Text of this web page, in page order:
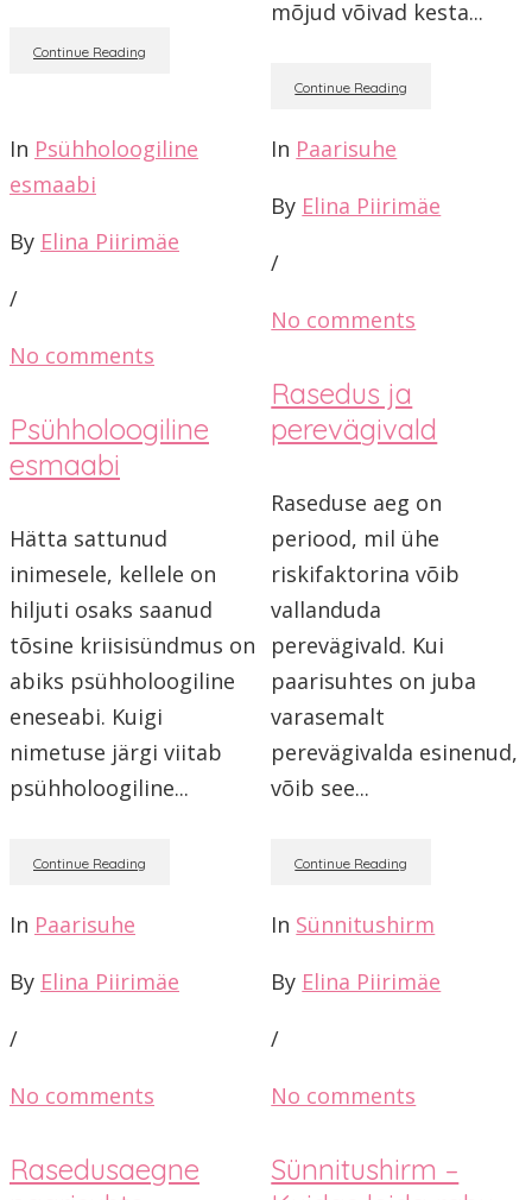
Continue Reading
mõjud võivad kesta...
Continue Reading
In Psühholoogiline
esmaabi
By Elina Piirimäe
/
No comments
Psühholoogiline
esmaabi
Hätta sattunud
inimesele, kellele on
hiljuti osaks saanud
tõsine kriisisündmus on
abiks psühholoogiline
eneseabi. Kuigi
nimetuse järgi viitab
psühholoogiline...
Continue Reading
In Paarisuhe
By Elina Piirimäe
/
No comments
Rasedus ja
perevägivald
Raseduse aeg on
periood, mil ühe
riskifaktorina võib
vallanduda
perevägivald. Kui
paarisuhtes on juba
varasemalt
perevägivalda esinenud,
võib see...
Continue Reading
In Paarisuhe
By Elina Piirimäe
/
No comments
Rasedusaegne
In Sünnitushirm
By Elina Piirimäe
/
No comments
Sünnitushirm –